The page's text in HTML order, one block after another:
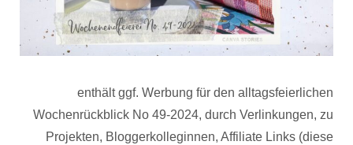
enthält ggf. Werbung für den alltagsfeierlichen
Wochenrückblick No 49-2024, durch Verlinkungen, zu
Projekten, Bloggerkolleginnen, Affiliate Links (diese